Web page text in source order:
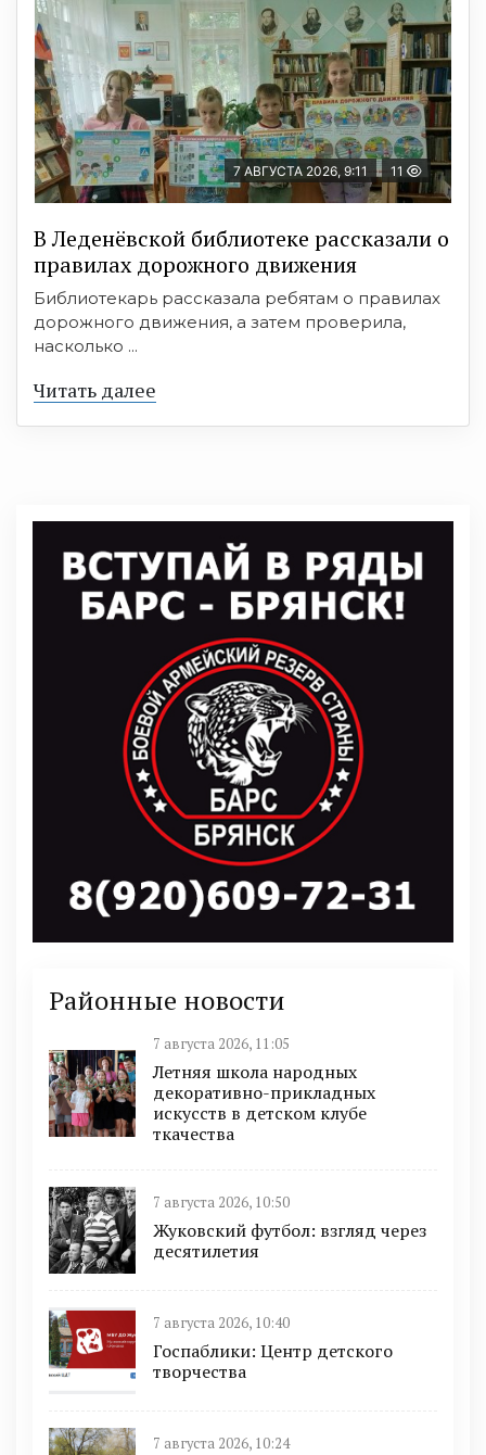
7 АВГУСТА 2026, 9:11 11
В Леденёвской библиотеке рассказали о
правилах дорожного движения
Библиотекарь рассказала ребятам о правилах
дорожного движения, а затем проверила,
насколько ...
Читать далее
Районные новости
7 августа 2026, 11:05
Летняя школа народных
декоративно-прикладных
искусств в детском клубе
ткачества
7 августа 2026, 10:50
Жуковский футбол: взгляд через
десятилетия
7 августа 2026, 10:40
Госпаблики: Центр детского
творчества
7 августа 2026, 10:24